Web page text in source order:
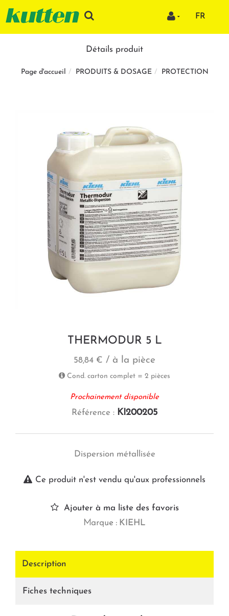
FR
Détails produit
Page d'accueil PRODUITS & DOSAGE PROTECTION
THERMODUR 5 L
58,84 € / à la pièce
Cond. carton complet = 2 pièces
Prochainement disponible
Référence : KI200205
Dispersion métallisée
Ce produit n'est vendu qu'aux professionnels
Ajouter à ma liste des favoris
Marque : KIEHL
Description
Fiches techniques